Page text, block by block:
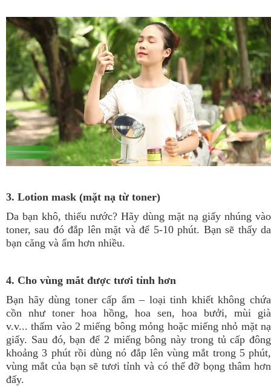
3. Lotion mask (mặt nạ từ toner)
Da bạn khô, thiếu nước? Hãy dùng mặt nạ giấy nhúng vào
toner, sau đó đắp lên mặt và để 5-10 phút. Bạn sẽ thấy da
bạn căng và ẩm hơn nhiều.
4. Cho vùng mắt được tươi tỉnh hơn
Bạn hãy dùng toner cấp ẩm – loại tinh khiết không chứa
cồn như toner hoa hồng, hoa sen, hoa bưởi, mùi già
v.v... thấm vào 2 miếng bông mỏng hoặc miếng nhỏ mặt nạ
giấy. Sau đó, bạn để 2 miếng bông này trong tủ cấp đông
khoảng 3 phút rồi dùng nó đắp lên vùng mắt trong 5 phút,
vùng mắt của bạn sẽ tươi tỉnh và có thể đỡ bọng thâm hơn
đấy.